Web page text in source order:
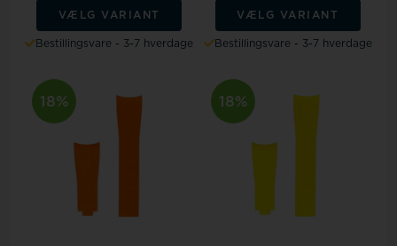
VÆLG VARIANT
Bestillingsvare - 3-7 hverdage
VÆLG VARIANT
Bestillingsvare - 3-7 hverdage
18% 18%